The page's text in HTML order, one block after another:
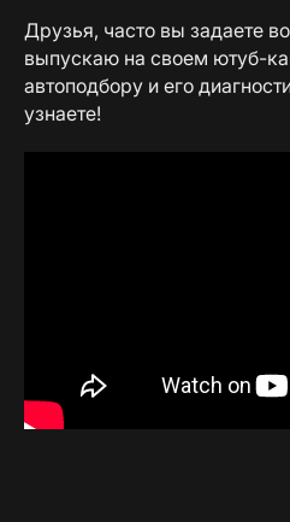
Друзья, часто вы задаете
выпускаю на своем ютуб-
автоподбору и его
узнаете!